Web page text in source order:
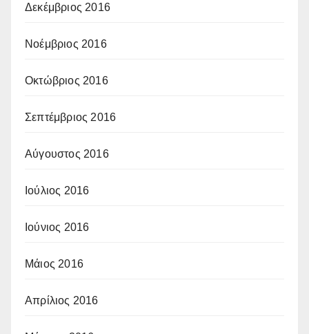
Δεκέμβριος 2016
Νοέμβριος 2016
Οκτώβριος 2016
Σεπτέμβριος 2016
Αύγουστος 2016
Ιούλιος 2016
Ιούνιος 2016
Μάιος 2016
Απρίλιος 2016